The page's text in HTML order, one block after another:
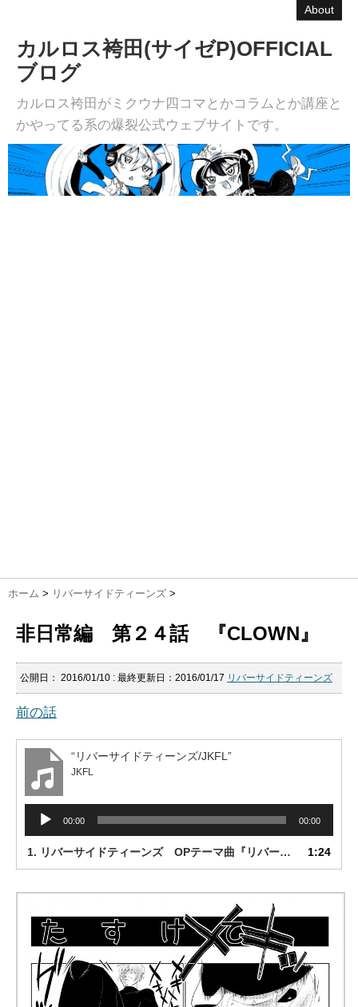
About
カルロス袴田(サイゼP)OFFICIAL
ブログ
カルロス袴田がミクウナ四コマとかコラムとか講座と
かやってる系の爆裂公式ウェブサイトです。
ホーム > リバーサイドティーンズ >
非日常編 第２４話 『CLOWN』
公開日： 2016/01/10 : 最終更新日：2016/01/17 リバーサイドティーンズ
前の話
“リバーサイドティーンズ/JKFL”
JKFL
ヤ
00:00 00:00
1. リバーサイドティーンズ OPテーマ曲『リバーサイドティーンズ』/JKFL 1:24